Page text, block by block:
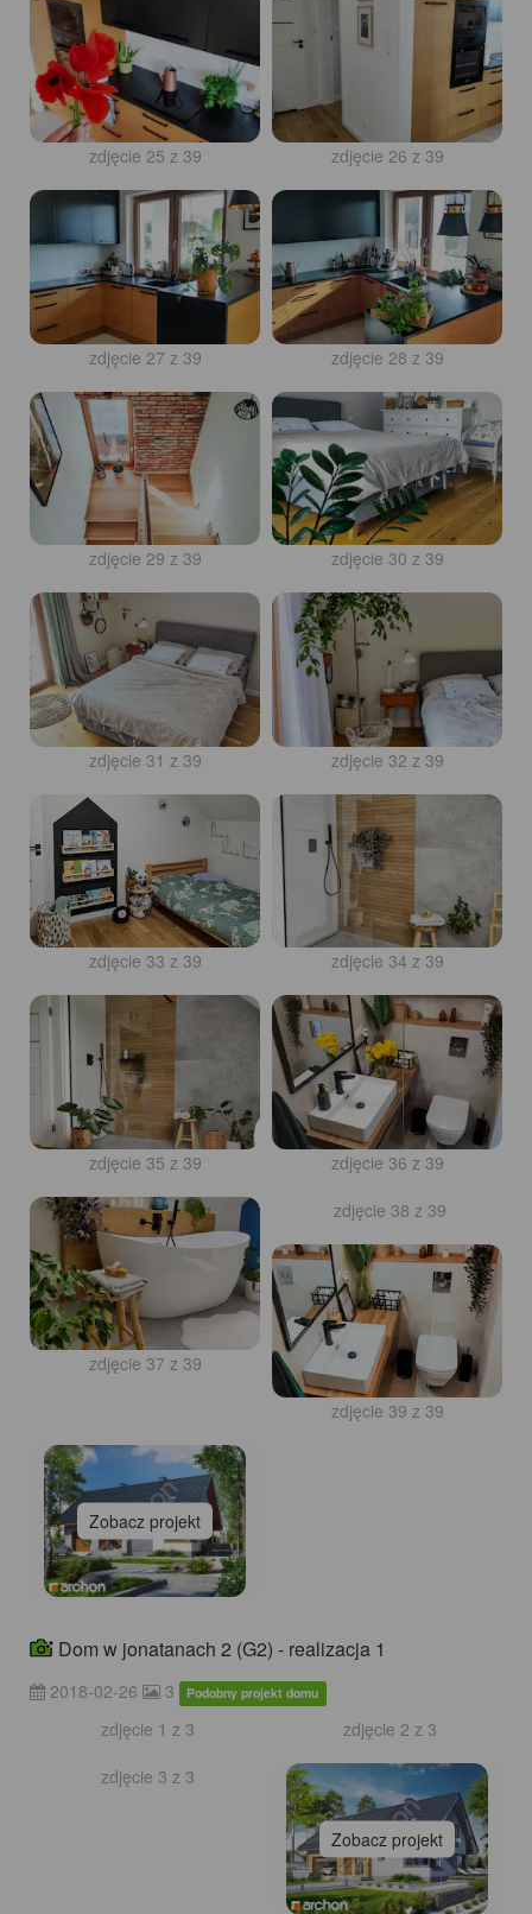
zdjęcie 25 z 39 zdjęcie 26 z 39
zdjęcie 27 z 39 zdjęcie 28 z 39
zdjęcie 29 z 39 zdjęcie 30 z 39
zdjęcie 31 z 39 zdjęcie 32 z 39
zdjęcie 33 z 39 zdjęcie 34 z 39
zdjęcie 35 z 39 zdjęcie 36 z 39
zdjęcie 37 z 39 zdjęcie 38 z 39
zdjęcie 39 z 39
zdjęcie 2 z 3